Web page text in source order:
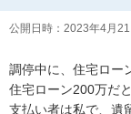
公開日時： 2023年4月
調停中に、住宅ロー
住宅ローン200万だと
支払い者は私で、遺